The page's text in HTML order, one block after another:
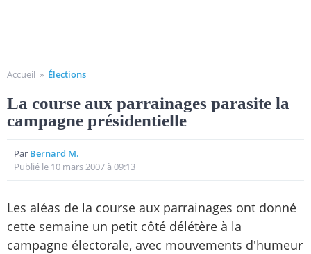
Accueil » Élections
La course aux parrainages parasite la
campagne présidentielle
Par Bernard M.
Publié le 10 mars 2007 à 09:13
Les aléas de la course aux parrainages ont donné
cette semaine un petit côté délétère à la
campagne électorale, avec mouvements d'humeur